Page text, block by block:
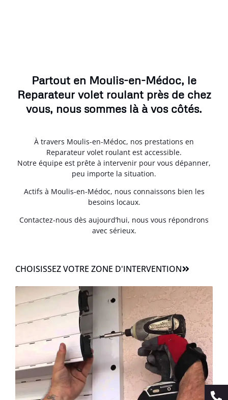
Partout en Moulis-en-Médoc, le
Reparateur volet roulant près de chez
vous, nous sommes là à vos côtés.
À travers Moulis-en-Médoc, nos prestations en
Reparateur volet roulant est accessible.
Notre équipe est prête à intervenir pour vous dépanner,
peu importe la situation.
Actifs à Moulis-en-Médoc, nous connaissons bien les
besoins locaux.
Contactez-nous dès aujourd’hui, nous vous répondrons
avec sérieux.
CHOISISSEZ VOTRE ZONE D'INTERVENTION